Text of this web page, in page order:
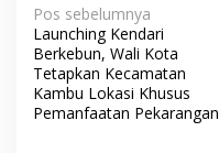
N
a
v
i
Pos sebelumnya
Launching Kendari
Berkebun, Wali Kota
Tetapkan Kecamatan
Kambu Lokasi Khusus
Pemanfaatan Pekarangan